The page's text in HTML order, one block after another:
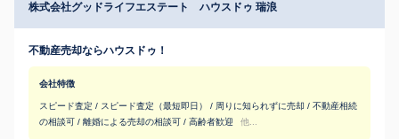
株式会社グッドライフエステート ハウスドゥ 瑞浪
不動産売却ならハウスドゥ！
会社特徴
スピード査定 / スピード査定（最短即日） / 周りに知られずに売却 / 不動産相続
の相談可 / 離婚による売却の相談可 / 高齢者歓迎
他...